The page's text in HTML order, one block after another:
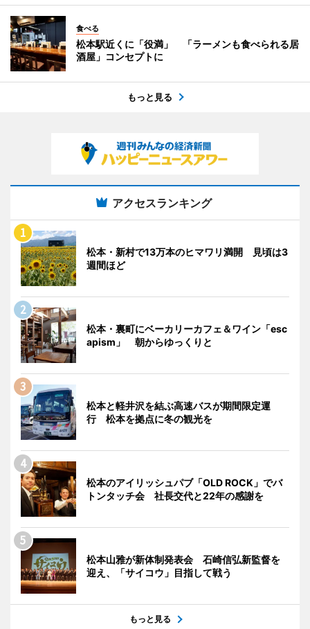
食べる
松本駅近くに「役満」 「ラーメンも食べられる居
酒屋」コンセプトに
もっと見る
アクセスランキング
松本・新村で13万本のヒマワリ満開 見頃は3
週間ほど
松本・裏町にベーカリーカフェ＆ワイン「esc
apism」 朝からゆっくりと
松本と軽井沢を結ぶ高速バスが期間限定運
行 松本を拠点に冬の観光を
松本のアイリッシュパブ「OLD ROCK」でバ
トンタッチ会 社長交代と22年の感謝を
松本山雅が新体制発表会 石崎信弘新監督を
迎え、「サイコウ」目指して戦う
もっと見る